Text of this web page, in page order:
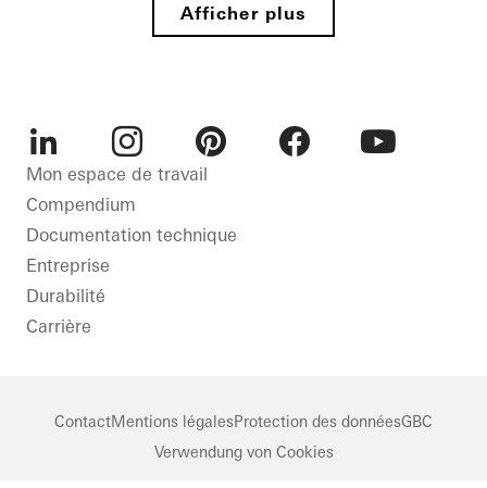
Protection
Design et
esthétique
Projets
de
référence
Fenêtres
Afficher plus
LinkedInInstagramPinterest
Mon espace de travail
Compendium
Documentation technique
Entreprise
Durabilité
Carrière
ContactMentions légalesProtection des donnéesGBC
Verwendung von Cookies